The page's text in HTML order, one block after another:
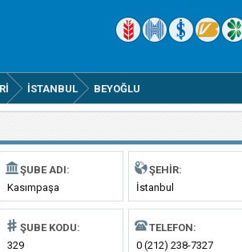
İSTANBUL BEYOĞLU
ŞUBE ADI:
Kasımpaşa
ŞEHIR:
İstanbul
ŞUBE KODU:
329
TELEFON:
0 (212) 238-7327